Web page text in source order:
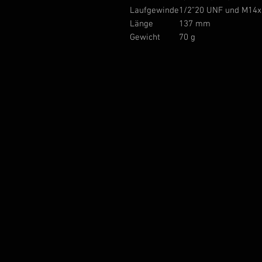
Laufgewinde1/2"20 UNF und
Länge
137 mm
Gewicht
70 g